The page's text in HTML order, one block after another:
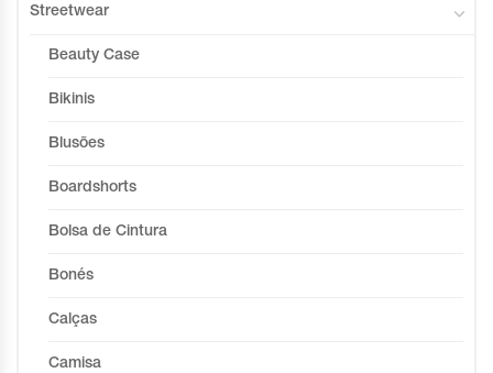
Streetwear
Beauty Case
Bikinis
Blusões
Boardshorts
Bolsa de Cintura
Bonés
Calças
Camisa